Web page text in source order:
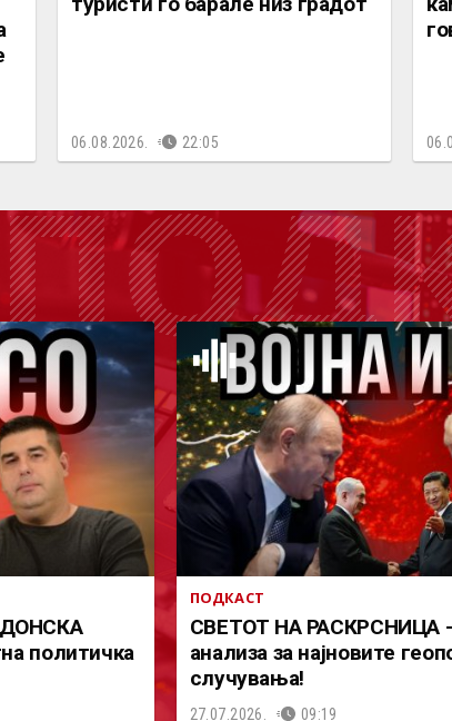
06.08.2026. 22:05
политичка
ПОДКАСТ
СВЕТОТ НА РАСКРСНИЦА
анализа за најновите
случувања!
27.07.2026. 09:19